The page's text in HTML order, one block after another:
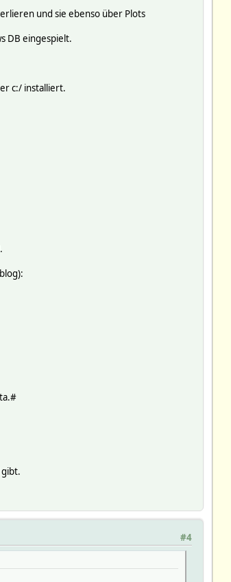
und sie ebenso über Plots
DB eingespielt.
c:/ installiert.
gibt.
#4